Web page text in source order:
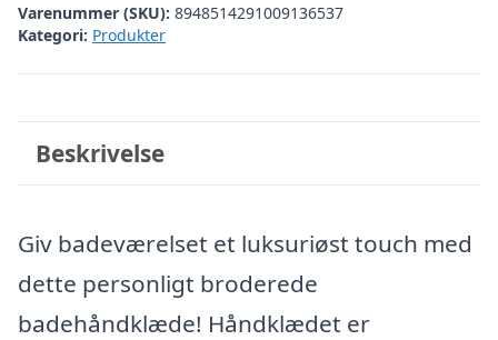
Varenummer (SKU): 8948514291009136537
Kategori: Produkter
Beskrivelse
Giv badeværelset et luksuriøst touch med
dette personligt broderede
badehåndklæde! Håndklædet er